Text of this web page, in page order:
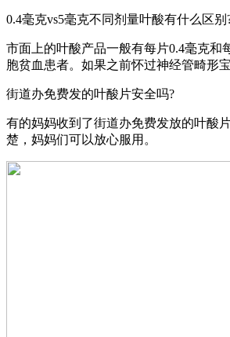
0.4毫克vs5毫克不同剂量叶酸有什么区别
市面上的叶酸产品一般有每片0.4毫克
胞贫血患者。如果之前怀过神经管畸形
街道办免费发的叶酸片安全吗?
有的妈妈收到了街道办免费发放的叶酸
楚，妈妈们可以放心服用。